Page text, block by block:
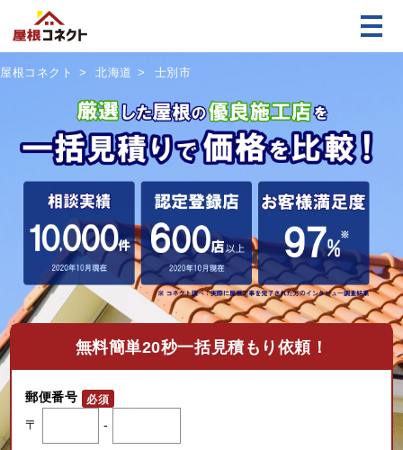
屋根コネクト 北海道 士別市
無料簡単20秒一括見積もり依頼！
郵便番号
〒
-